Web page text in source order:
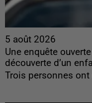
5 août 2026
Une enquête
découverte d’un
Trois personnes ont